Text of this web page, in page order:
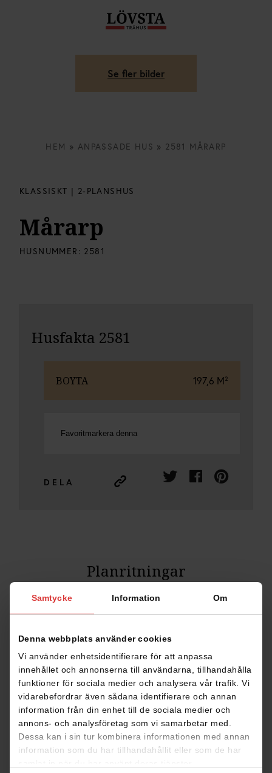
Samtycke Information Om
Denna webbplats använder cookies
Vi använder enhetsidentifierare för att anpassa
innehållet och annonserna till användarna, tillhandahålla
funktioner för sociala medier och analysera vår trafik. Vi
vidarebefordrar även sådana identifierare och annan
information från din enhet till de sociala medier och
annons- och analysföretag som vi samarbetar med.
Dessa kan i sin tur kombinera informationen med annan
information som du har tillhandahållit eller som de har
Se fler bilder
HEM » ANPASSADE HUS » 2581 MÅRARP
KLASSISKT | 2-PLANSHUS
Mårarp
HUSNUMMER: 2581
Husfakta 2581
BOYTA 197,6 M²
Favoritmarkera denna
DELA
Planritningar
Klicka på planritningen för att förstora den
Fasad